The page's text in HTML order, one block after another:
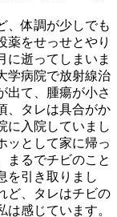
、体調が少しでも
薬をせっせとやり
に逝ってしまいま
学病院で放射線治
出て、腫瘍が小さ
、タレは具合がか
に入院していまし
ッとして家に帰っ
まるでチビのこと
を引き取りまし
ど、タレはチビの
感じています。